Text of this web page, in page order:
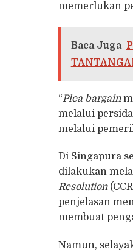
memerlukan
Baca Juga
“Plea bargain
melalui
melalui
Di Singapura
dilakukan
Resolution
penjelasan
membuat
Namun,